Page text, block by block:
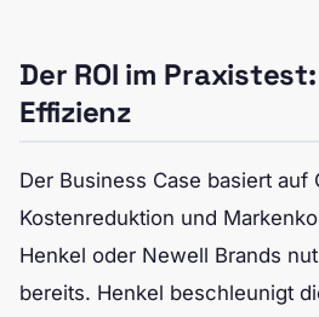
Der ROI im
Effizienz
Der Business Case basiert auf
Kostenreduktion und
Henkel oder Newell Brands
bereits. Henkel beschleunigt